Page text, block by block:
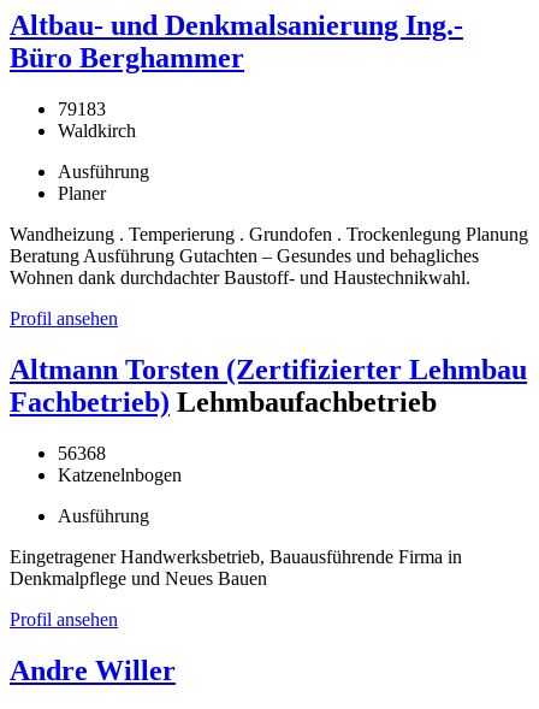
Altbau- und Denkmalsanierung Ing.-
Büro Berghammer
79183
Waldkirch
Ausführung
Planer
Wandheizung . Temperierung . Grundofen . Trockenlegung Planung
Beratung Ausführung Gutachten – Gesundes und behagliches
Wohnen dank durchdachter Baustoff- und Haustechnikwahl.
Profil ansehen
Altmann Torsten (Zertifizierter Lehmbau
Fachbetrieb) Lehmbaufachbetrieb
56368
Katzenelnbogen
Ausführung
Eingetragener Handwerksbetrieb, Bauausführende Firma in
Denkmalpflege und Neues Bauen
Profil ansehen
Andre Willer